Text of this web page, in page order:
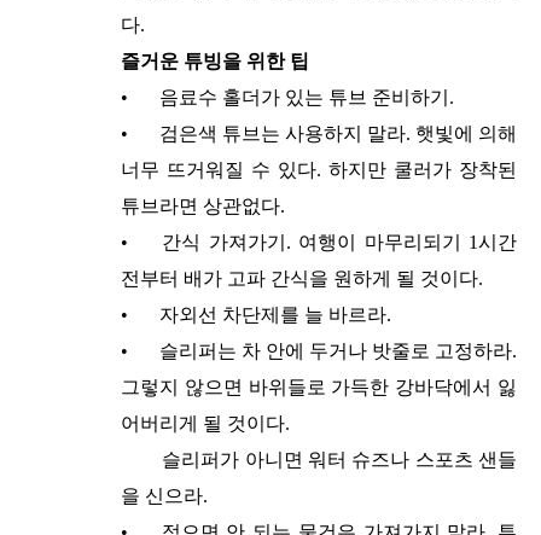
다.
즐거운 튜빙을 위한 팁
•
음료수 홀더가 있는 튜브 준비하기.
•
검은색 튜브는 사용하지 말라. 햇빛에 의해
너무 뜨거워질 수 있다. 하지만 쿨러가 장착된
튜브라면 상관없다.
•
간식 가져가기. 여행이 마무리되기 1시간
전부터 배가 고파 간식을 원하게 될 것이다.
•
자외선 차단제를 늘 바르라.
•
슬리퍼는 차 안에 두거나 밧줄로 고정하라.
그렇지 않으면 바위들로 가득한 강바닥에서 잃
어버리게 될 것이다.
슬리퍼가 아니면 워터 슈즈나 스포츠 샌들
을 신으라.